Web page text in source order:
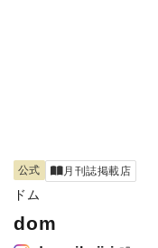
公式 月刊誌掲載店
ドム
dom